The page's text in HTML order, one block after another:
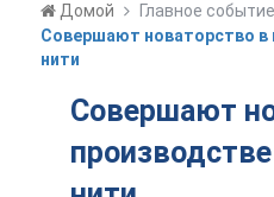
Домой
Главное событие
Совершают новаторство в
нити
Совершают